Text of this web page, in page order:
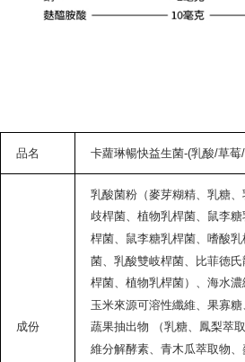
品名 卡蘿琳暢快益生菌-(乳酸/草莓/
成份
乳酸菌粉（麥芽糊精、乳糖
歧桿菌、植物乳桿菌、鼠李
桿菌、鼠李糖乳桿菌、嗜酸
菌、乳酸雙岐桿菌、比菲徳
桿菌、植物乳桿菌）、海水濃
玉米來源可溶性纖維、果寡
蔬果抽出物 （乳糖、鳳梨萃
維分解酵素、青木瓜萃取物